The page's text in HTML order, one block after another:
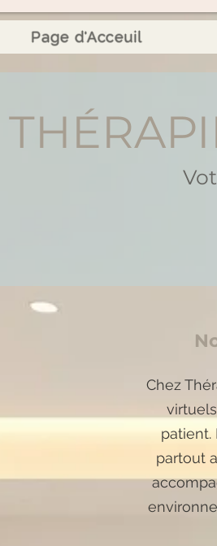
Page d'Acceuil
Chez
patient.
partout